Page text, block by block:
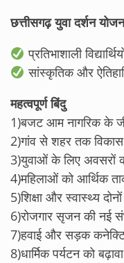
छत्तीसगढ़ युवा दर्शन
प्रतिभाशाली
सांस्कृतिक और
महत्वपूर्ण बिंदु
1)बजट आम नागरिक के
2)गांव से शहर तक
3)युवाओं के लिए अवसरों
4)महिलाओं को आर्थिक
5)शिक्षा और स्वास्थ्य
6)रोजगार सृजन की नई
7)हवाई और सड़क
8)धार्मिक पर्यटन को